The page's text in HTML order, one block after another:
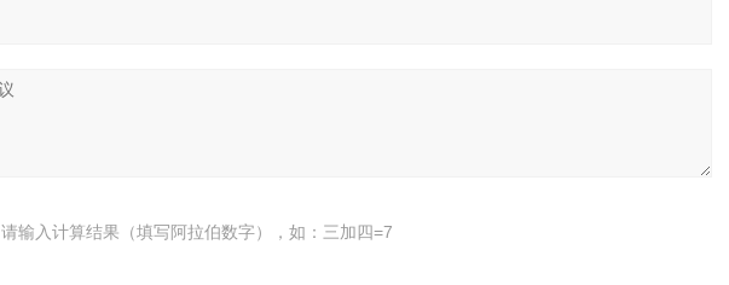
请输入计算结果（填写阿拉伯数字），如：三加四=7